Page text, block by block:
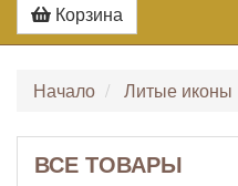
Корзина
Начало Литые иконы
ВСЕ ТОВАРЫ